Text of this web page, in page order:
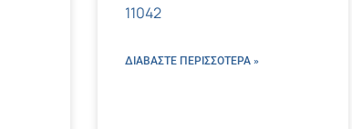
11042
ΔΙΑΒΑΣΤΕ ΠΕΡΙΣΣΌΤΕΡΑ »